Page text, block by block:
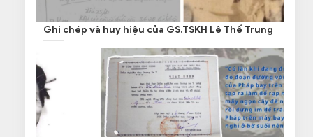
Ghi chép và huy hiệu của GS.TSKH Lê Thế Trung